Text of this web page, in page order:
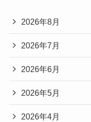
2026年8月
2026年7月
2026年6月
2026年5月
2026年4月